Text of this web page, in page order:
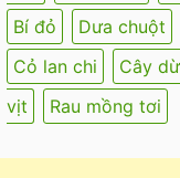
Bí đỏ
Dưa chuột
Cỏ lan chi
Cây
vịt
Rau mồng tơi